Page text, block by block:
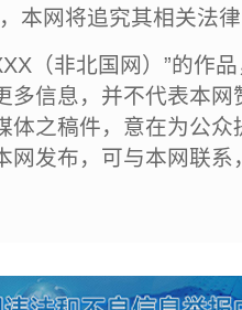
本网将追究其相关法
（非北国网）”的作
多信息，并不代表本
体之稿件，意在为公
网发布，可与本网联